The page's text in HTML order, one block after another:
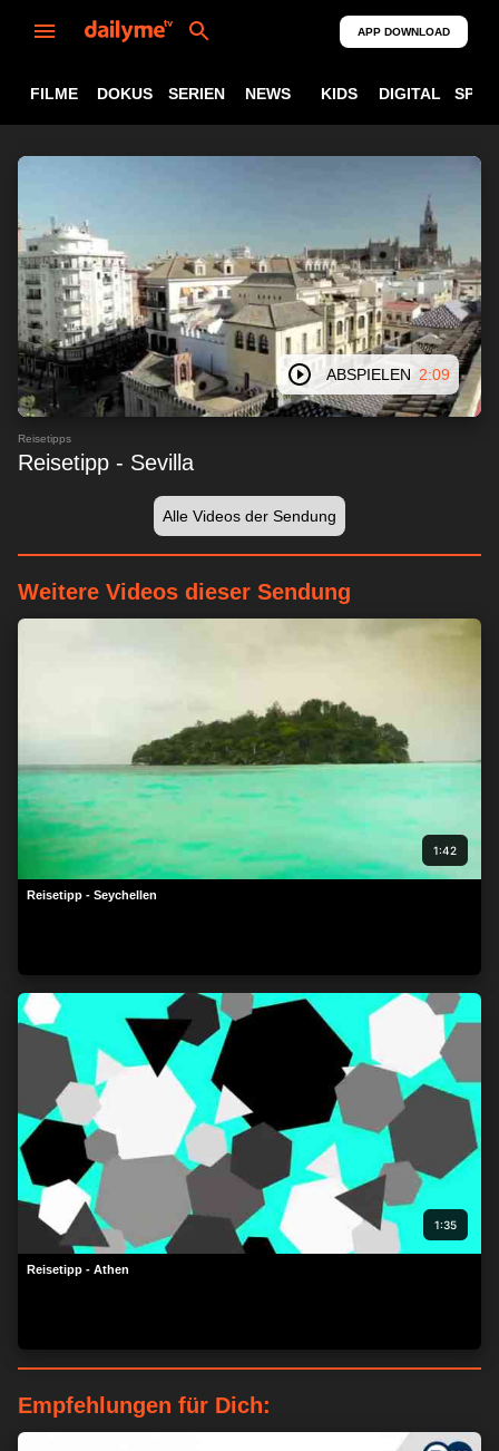
APP DOWNLOAD
FILME DOKUS SERIEN NEWS KIDS DIGITAL
ABSPIELEN 2:09
Reisetipps
Reisetipp - Sevilla
Alle Videos der Sendung
Weitere Videos dieser Sendung
1:42
Reisetipp - Seychellen
1:35
Reisetipp - Athen
Empfehlungen für Dich: